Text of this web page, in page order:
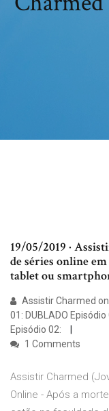
19/05/2019 ·
de séries online
tablet ou
Assistir Charmed
01: DUBLADO Episódio
Episódio 02:
1 Comments
Assistir Charmed
Online - Após a